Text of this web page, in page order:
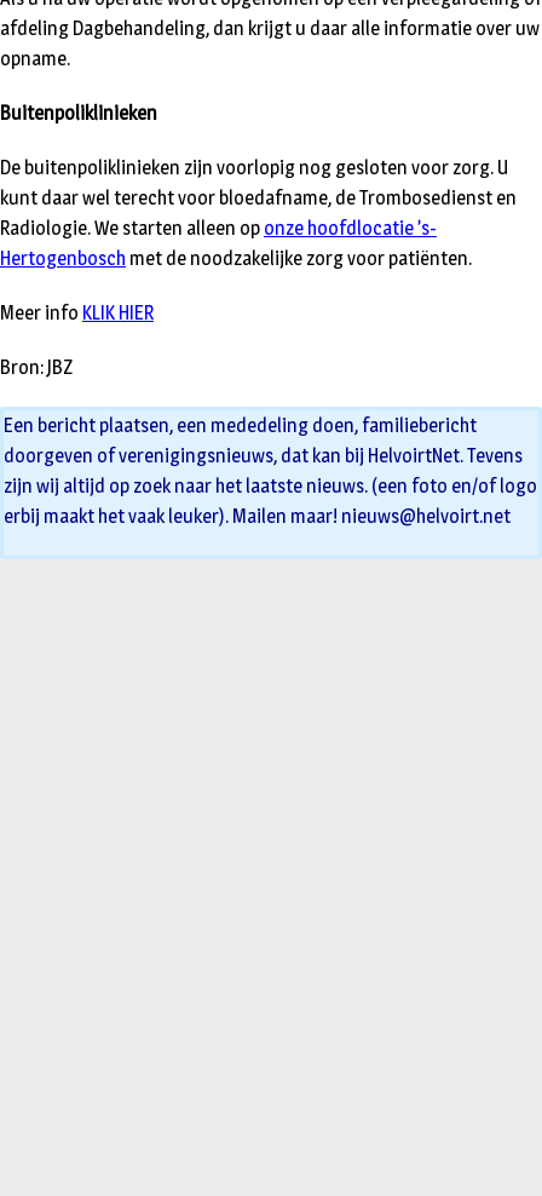
afdeling Dagbehandeling, dan krijgt u daar alle informatie over uw
opname.
Buitenpoliklinieken
De buitenpoliklinieken zijn voorlopig nog gesloten voor zorg. U
kunt daar wel terecht voor bloedafname, de Trombosedienst en
Radiologie. We starten alleen op onze hoofdlocatie ’s-
Hertogenbosch met de noodzakelijke zorg voor patiënten.
Meer info KLIK HIER
Bron: JBZ
Een bericht plaatsen, een mededeling doen, familiebericht
doorgeven of verenigingsnieuws, dat kan bij HelvoirtNet. Tevens
zijn wij altijd op zoek naar het laatste nieuws. (een foto en/of logo
erbij maakt het vaak leuker). Mailen maar! nieuws@helvoirt.net